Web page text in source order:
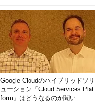
Google Cloudのハイブリッドソリ
ューション「Cloud Services Plat
form」はどうなるのか聞い...